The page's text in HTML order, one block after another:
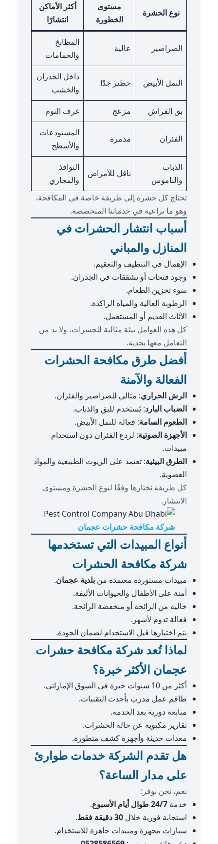
نوع الحشرة
مستوى
الخطورة
أكثر الأماكن
انتشارًا
الصراصير عالية
المطابخ
والحمامات
النمل الأبيض خطير جدًا
داخل الجدران
والخشب
بق الفراش
مزعج غرف النوم
الفئران مدمرة
المستودعات
والأسطح
الذباب
والناموس
ناقل للأمراض
النوافذ
والمجاري
تحتاج كل حشرة إلى طريقة خاصة في المكافحة،
وهو ما نراعيه في خدماتنا المتخصصة.
أسباب انتشار الحشرات في
المنازل والمباني
الإهمال في التنظيف والتعقيم.
وجود فتحات أو تشققات في الجدران.
سوء تخزين الطعام.
الرطوبة العالية والمياه الراكدة.
الأثاث القديم أو المستعمل.
كل هذه العوامل بيئة مثالية للحشرات، ولا بد من
التعامل معها بجدية.
أفضل طرق مكافحة الحشرات
الفعالة والآمنة
الرش الحراري: مثالي للصراصير والفئران.
الضباب البارد: يُستخدم للبق والذباب.
الطعوم السامة: فعالة للنمل الأبيض.
الأجهزة الصوتية: لردع الفئران دون استخدام
مبيدات.
الطرق البيئية: تعتمد على الزيوت الطبيعية والمواد
العضوية.
كل طريقة نختارها وفقًا لنوع الحشرة ومستوى
الانتشار.
شركة مكافحة حشرات عجمان
أنواع المبيدات التي تستخدمها
شركة مكافحة الحشرات
مبيدات مستوردة معتمدة من بلدية عجمان.
آمنة على الأطفال والحيوانات الأليفة.
خالية من الرائحة أو منخفضة الرائحة.
فعالة تدوم لأشهر.
يتم اختبارها قبل الاستخدام لضمان الجودة.
لماذا تُعد شركة مكافحة حشرات
عجمان الأكثر خبرة؟
أكثر من 10 سنوات خبرة في السوق الإماراتي.
طاقم عمل مدرب بأحدث التقنيات.
متابعة دورية بعد الخدمة.
تقارير مكتوبة عن حالة الحشرات.
معدات حديثة وأجهزة كشف متطورة.
هل تقدم الشركة خدمات طوارئ
على مدار الساعة؟
نعم، نحن نوفر:
خدمة 24/7 طوال أيام الأسبوع
.
استجابة فورية خلال 30 دقيقة فقط
.
سيارات مجهزة ومبيدات جاهزة للاستخدام.